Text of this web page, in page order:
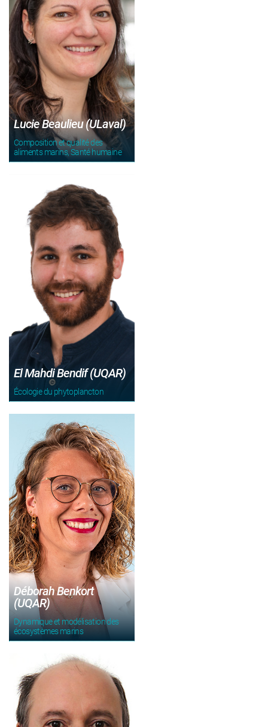
Lucie Beaulieu (ULaval)
Composition et qualité des
aliments marins, Santé humaine
El Mahdi Bendif (UQAR)
Écologie du phytoplancton
Déborah Benkort
(UQAR)
Dynamique et modélisation des
écosystèmes marins